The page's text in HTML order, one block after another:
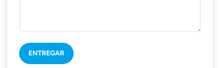
ENTREGAR